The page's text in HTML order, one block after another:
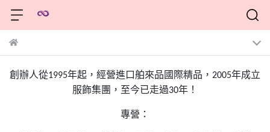
創辦人從1995年起，經營進口舶來品國際精品， 2005年成立
服飾集團，至今已走過30年！
專營：